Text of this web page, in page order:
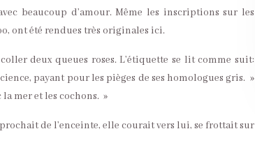
beaucoup d’amour. Même les inscriptions sur les
ont été rendues très originales ici.
deux queues roses. L’étiquette se lit comme suit:
payant pour les pièges de ses homologues gris. »
la mer et les cochons. »
de l’enceinte, elle courait vers lui, se frottait sur